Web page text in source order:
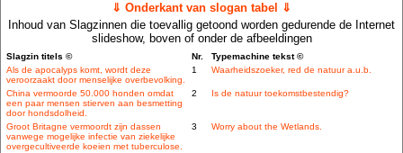
⇓ Onderkant van slogan tabel ⇓
Inhoud van Slagzinnen die toevallig getoond worden gedurende de Internet
slideshow, boven of onder de afbeeldingen
Slagzin titels © Nr.
Typemachine tekst ©
Als de apocalyps komt, wordt deze
veroorzaakt door menselijke overbevolking.
1 Waarheidszoeker, red de natuur a.u.b.
China vermoorde 50.000 honden omdat
een paar mensen stierven aan besmetting
door hondsdolheid.
2 Is de natuur toekomstbestendig?
Groot Britagne vermoordt zijn dassen
vanwege mogelijke infectie van ziekelijke
overgecultiveerde koeien met tuberculose.
3 Worry about the Wetlands.